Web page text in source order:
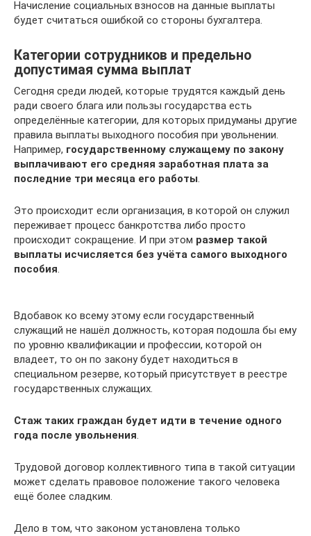
Начисление социальных взносов на данные выплаты
будет считаться ошибкой со стороны бухгалтера.
Категории сотрудников и предельно
допустимая сумма выплат
Сегодня среди людей, которые трудятся каждый день
ради своего блага или пользы государства есть
определённые категории, для которых придуманы другие
правила выплаты выходного пособия при увольнении.
Например, государственному служащему по закону
выплачивают его средняя заработная плата за
последние три месяца его работы.
Это происходит если организация, в которой он служил
переживает процесс банкротства либо просто
происходит сокращение. И при этом размер такой
выплаты исчисляется без учёта самого выходного
пособия.
Вдобавок ко всему этому если государственный
служащий не нашёл должность, которая подошла бы ему
по уровню квалификации и профессии, которой он
владеет, то он по закону будет находиться в
специальном резерве, который присутствует в реестре
государственных служащих.
Стаж таких граждан будет идти в течение одного
года после увольнения.
Трудовой договор коллективного типа в такой ситуации
может сделать правовое положение такого человека
ещё более сладким.
Дело в том, что законом установлена только